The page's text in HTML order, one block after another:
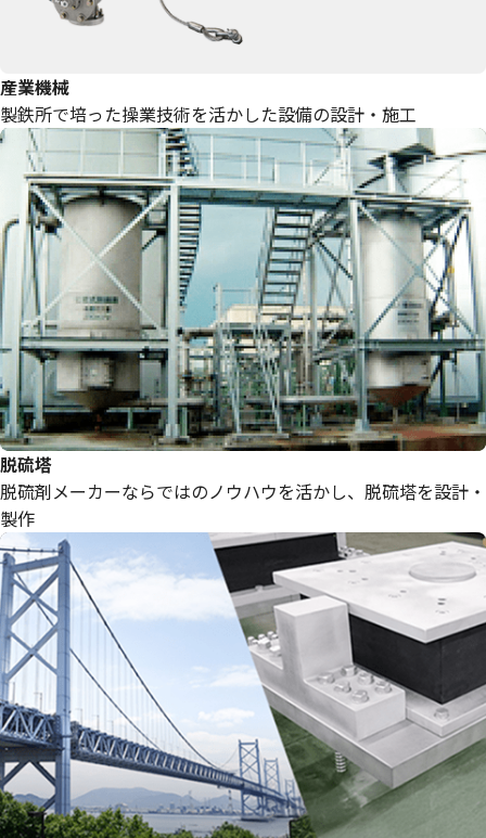
産業機械
製鉄所で培った操業技術を活かした設備の設計・施工
脱硫塔
脱硫剤メーカーならではのノウハウを活かし、脱硫塔を設計・
製作